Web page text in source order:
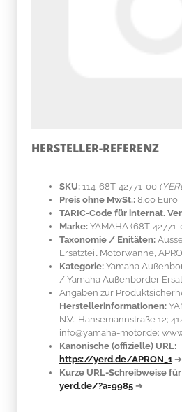
HERSTELLER-REFERENZ
SKU: 114-68T-42771-00
Preis ohne MwSt.: 8.00 Euro
TARIC-Code für internat.
Marke: YAMAHA (68T-42771-
Taxonomie / Enitäten:
Ersatzteil Motorwanne,
Kategorie: Yamaha
/ Yamaha Außenborder
Angaben zur
Herstellerinformationen:
N.V.; Hansemannstraße 12;
info@yamaha-motor.de;
Kanonische (offizielle) URL:
https://yerd.de/APRON_1 ➔
Kurze URL-Schreibweise
yerd.de/?a=9985 ➔